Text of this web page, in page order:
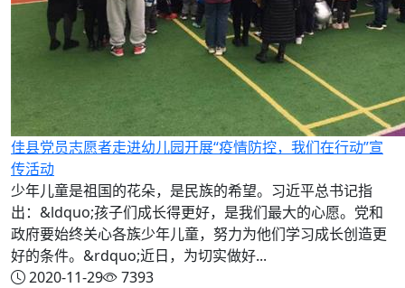
佳县党员志愿者走进幼儿园开展“疫情防控，我们在行动”宣
传活动
少年儿童是祖国的花朵，是民族的希望。习近平总书记指
出：&ldquo;孩子们成长得更好，是我们最大的心愿。党和
政府要始终关心各族少年儿童，努力为他们学习成长创造更
好的条件。&rdquo;近日，为切实做好...
2020-11-29
7393